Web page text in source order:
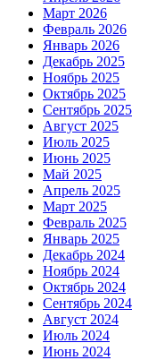
Март 2026
Февраль 2026
Январь 2026
Декабрь 2025
Ноябрь 2025
Октябрь 2025
Сентябрь 2025
Август 2025
Июль 2025
Июнь 2025
Май 2025
Апрель 2025
Март 2025
Февраль 2025
Январь 2025
Декабрь 2024
Ноябрь 2024
Октябрь 2024
Сентябрь 2024
Август 2024
Июль 2024
Июнь 2024